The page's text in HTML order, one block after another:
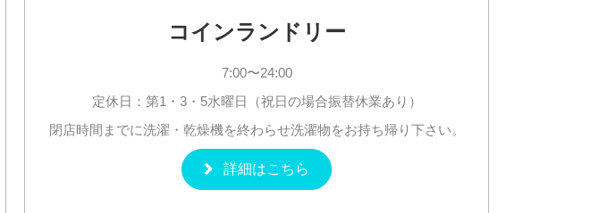
コインランドリー
7:00〜24:00
定休日：第1 ・ 3・ 5水曜日（祝日の場合振替休業あり）
閉店時間までに洗濯・乾燥機を終わらせ洗濯物をお持ち帰り下さい。
詳細はこちら